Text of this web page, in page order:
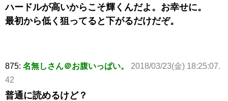
ハードルが高いからこそ輝くんだよ。お幸せに。
最初から低く狙ってると下がるだけだぞ。
875: 名無しさん＠お腹いっぱい。
2018/03/23(金) 18:25:07.
42
普通に読めるけど？